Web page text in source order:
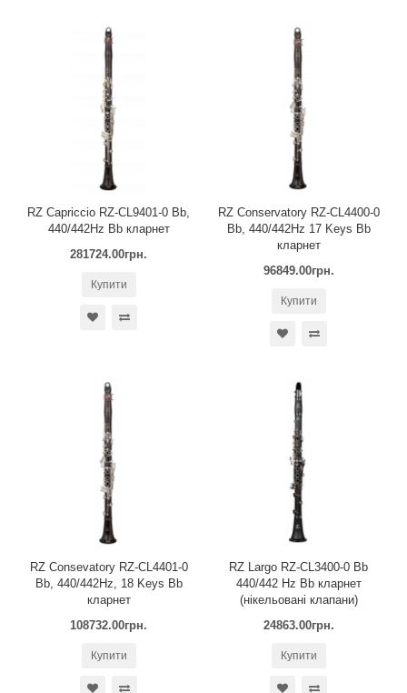
RZ Capriccio RZ-CL9401-0 Bb,
440/442Hz Bb кларнет
281724.00грн.
Купити
RZ Conservatory RZ-CL4400-0
Bb, 440/442Hz 17 Keys Bb
кларнет
96849.00грн.
Купити
RZ Consevatory RZ-CL4401-0
Bb, 440/442Hz, 18 Keys Bb
кларнет
108732.00грн.
Купити
RZ Largo RZ-CL3400-0 Bb
440/442 Hz Bb кларнет
(нікельовані клапани)
24863.00грн.
Купити